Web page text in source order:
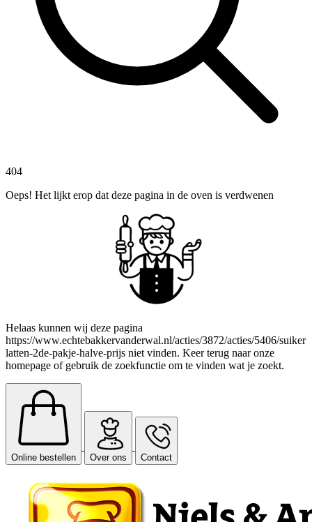
404
Oeps! Het lijkt erop dat deze pagina in de oven is verdwenen
Helaas kunnen wij deze pagina
https://www.echtebakkervanderwal.nl/acties/3872/acties/5406/suiker
latten-2de-pakje-halve-prijs niet vinden. Keer terug naar onze
homepage of gebruik de zoekfunctie om te vinden wat je zoekt.
Online bestellen Over ons Contact